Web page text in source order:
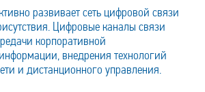
развивает сеть цифровой связи
Цифровые каналы связи
корпоративной
внедрения технологий
и дистанционного управления.